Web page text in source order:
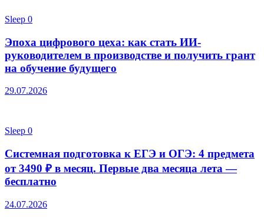
Sleep 0
Эпоха цифрового цеха: как стать ИИ-
руководителем в производстве и получить грант
на обучение будущего
29.07.2026
Sleep 0
Системная подготовка к ЕГЭ и ОГЭ: 4 предмета
от 3490 ₽ в месяц. Первые два месяца лета —
бесплатно
24.07.2026